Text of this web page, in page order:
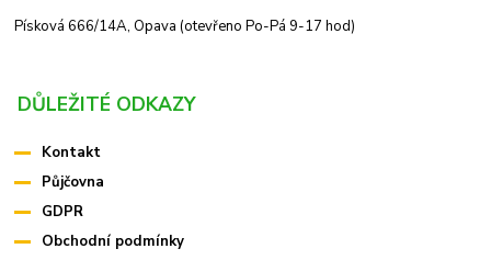
Písková 666/14A, Opava (otevřeno Po-Pá 9-17 hod)
DŮLEŽITÉ ODKAZY
Kontakt
Půjčovna
GDPR
Obchodní podmínky